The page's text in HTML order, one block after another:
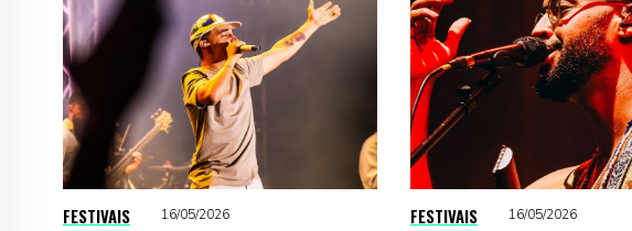
FESTIVAIS 16/05/2026 FESTIVAIS 16/05/2026